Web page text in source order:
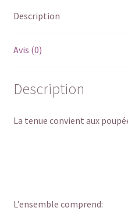
Description
Avis (0)
Description
La tenue convient aux
L’ensemble comprend: